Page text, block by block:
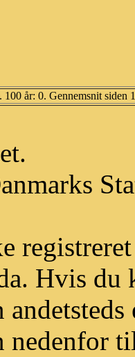
100 år: 0. Gennemsnit siden
Hvis du
nedenfor